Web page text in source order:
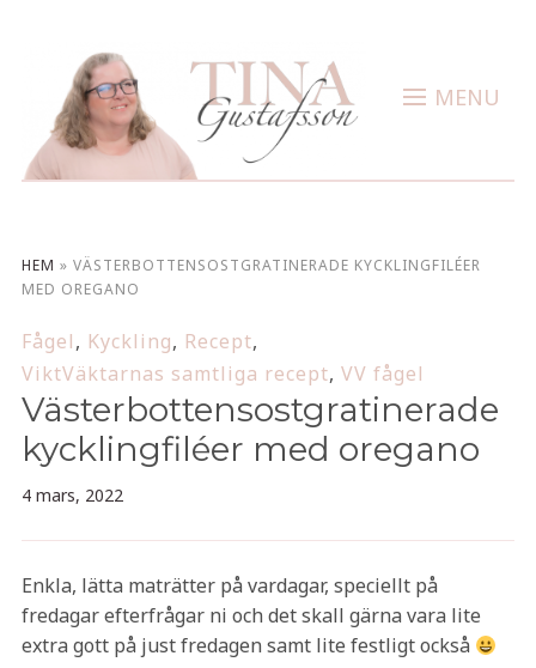
MENU
HEM » VÄSTERBOTTENSOSTGRATINERADE KYCKLINGFILÉER
MED OREGANO
Fågel, Kyckling, Recept,
ViktVäktarnas samtliga recept, VV fågel
Västerbottensostgratinerade
kycklingfiléer med oregano
4 mars, 2022
Enkla, lätta maträtter på vardagar, speciellt på
fredagar efterfrågar ni och det skall gärna vara lite
extra gott på just fredagen samt lite festligt också